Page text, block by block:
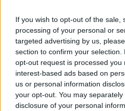
If you wish to opt-out of the sale,
processing of your personal or
targeted advertising by us,
section to confirm your
opt-out request is processed you
interest-based ads based on
us or personal information
your opt-out. You may
disclosure of your personal
BASKET
Openjobmetis, è
Bologna